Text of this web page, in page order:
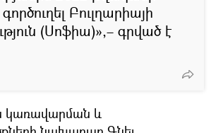
Բուլղարիայի
(Սոֆիա)»,– գրված է
կառավարման և